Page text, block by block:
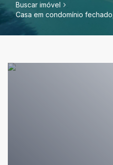
Buscar imóvel
Casa em condomínio